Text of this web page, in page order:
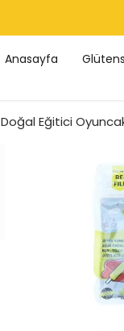
Anasayfa
Doğal Eğitici